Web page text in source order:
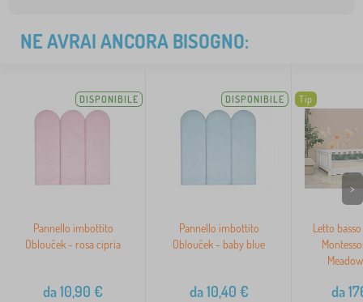
NE AVRAI ANCORA BISOGNO:
DISPONIBILE
Pannello imbottito
Oblouček - rosa cipria
da10,90 €
DISPONIBILE
Pannello imbottito
Oblouček - baby blue
da10,40 €
Tip
Letto
da
>